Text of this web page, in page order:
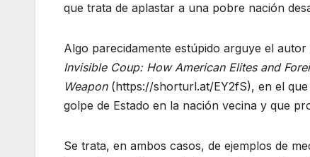
que trata de aplastar a una pobre nación
Algo parecidamente estúpido arguye el
Invisible Coup: How American Elites and
Weapon(https://shorturl.at/EY2fS), en el
golpe de Estado en la nación vecina y que
Se trata, en ambos casos, de ejemplos de